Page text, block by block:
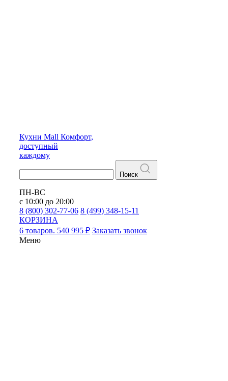
Кухни Mall Комфорт,
доступный
каждому
Поиск
ПН-ВС
с 10:00 до 20:00
8 (800) 302-77-06 8 (499) 348-15-11
КОРЗИНА
6 товаров. 540 995 ₽ Заказать звонок
Меню